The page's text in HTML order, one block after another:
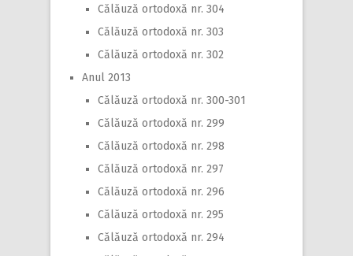
Călăuză ortodoxă nr. 304
Călăuză ortodoxă nr. 303
Călăuză ortodoxă nr. 302
Anul 2013
Călăuză ortodoxă nr. 300-301
Călăuză ortodoxă nr. 299
Călăuză ortodoxă nr. 298
Călăuză ortodoxă nr. 297
Călăuză ortodoxă nr. 296
Călăuză ortodoxă nr. 295
Călăuză ortodoxă nr. 294